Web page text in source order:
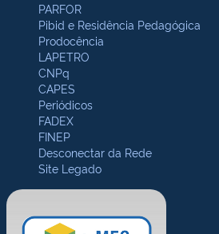
PARFOR
Pibid e Residência Pedagógica
Prodocência
LAPETRO
CNPq
CAPES
Periódicos
FADEX
FINEP
Desconectar da Rede
Site Legado